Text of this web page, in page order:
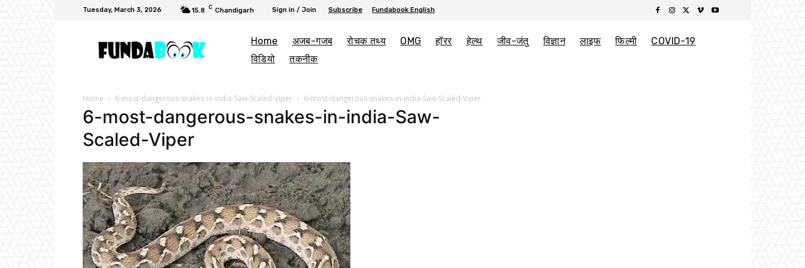
Tuesday, March 3, 2026 15.8 C Chandigarh Sign in / Join Subscribe Fundabook English
Home अजब-गजब रोचक तथ्य OMG हॉरर हेल्थ जीव-जंतु विज्ञान लाइफ फिल्मी
COVID-19
विडियो
तकनीक
Home 6-most-dangerous-snakes-in-india-Saw-Scaled-Viper 6-most-dangerous-snakes-in-india-Saw-Scaled-Viper
6-most-dangerous-snakes-in-india-Saw-
Scaled-Viper